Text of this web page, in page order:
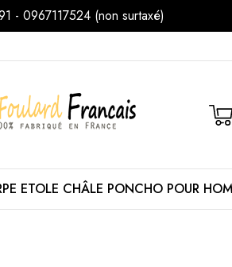
- 0967117524 (non surtaxé)
ETOLE CHÂLE PONCHO POUR